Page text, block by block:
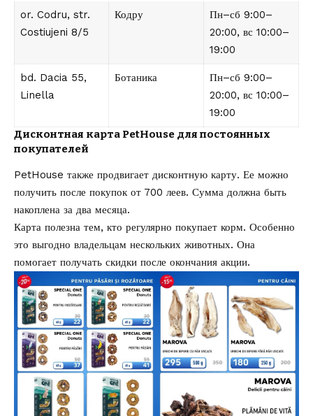
or. Codru, str.
Costiujeni 8/5
Кодру
Пн–сб 9:00–
20:00, вс 10:00–
19:00
bd. Dacia 55,
Linella
Ботаника
Пн–сб 9:00–
20:00, вс 10:00–
19:00
Дисконтная карта PetHouse для постоянных
покупателей
PetHouse также продвигает дисконтную карту. Ее можно
получить после покупок от 700 леев. Сумма должна быть
накоплена за два месяца.
Карта полезна тем, кто регулярно покупает корм. Особенно
это выгодно владельцам нескольких животных. Она
помогает получать скидки после окончания акции.